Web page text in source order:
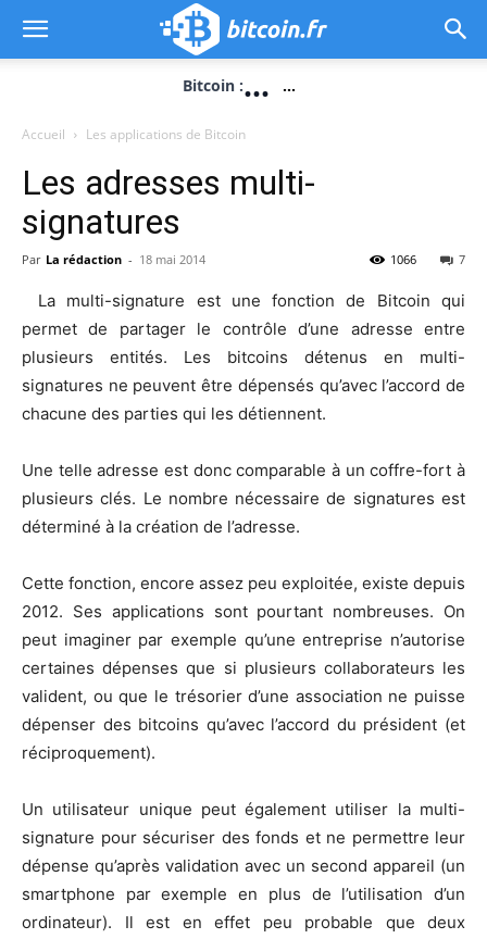
Bitcoin :... ...
Accueil Les applications de Bitcoin
Les adresses multi-
signatures
Par La rédaction - 18 mai 2014 7
1066
La multi-signature est une fonction de Bitcoin qui
permet de partager le contrôle d’une adresse entre
plusieurs entités. Les bitcoins détenus en multi-
signatures ne peuvent être dépensés qu’avec l’accord de
chacune des parties qui les détiennent.
Une telle adresse est donc comparable à un coffre-fort à
plusieurs clés. Le nombre nécessaire de signatures est
déterminé à la création de l’adresse.
Cette fonction, encore assez peu exploitée, existe depuis
2012. Ses applications sont pourtant nombreuses. On
peut imaginer par exemple qu’une entreprise n’autorise
certaines dépenses que si plusieurs collaborateurs les
valident, ou que le trésorier d’une association ne puisse
dépenser des bitcoins qu’avec l’accord du président (et
réciproquement).
Un utilisateur unique peut également utiliser la multi-
signature pour sécuriser des fonds et ne permettre leur
dépense qu’après validation avec un second appareil (un
smartphone par exemple en plus de l’utilisation d’un
ordinateur). Il est en effet peu probable que deux